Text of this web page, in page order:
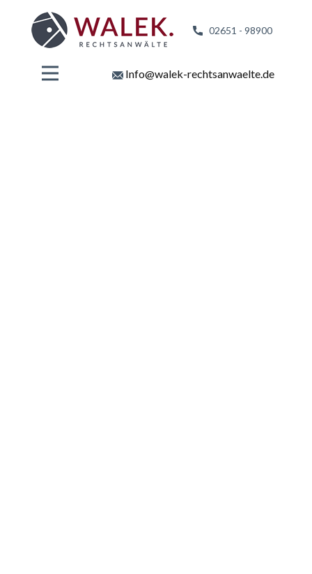
02651 - 98900
Info@walek-rechtsanwaelte.de